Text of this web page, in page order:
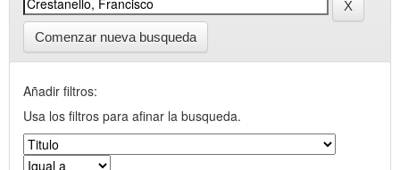
Comenzar nueva busqueda
Añadir filtros:
Usa los filtros para afinar la busqueda.